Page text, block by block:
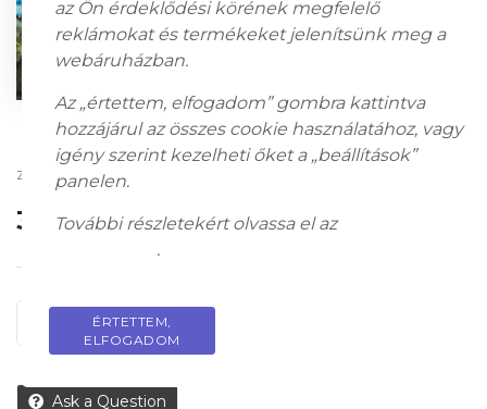
zománcfesték, papír papírlemezen, 70 x 100 cm
300 000Ft
Ask a Question
az Ön érdeklődési körének megfelelő
reklámokat és termékeket jelenítsünk meg a
webáruházban.
Az „értettem, elfogadom” gombra kattintva
hozzájárul az összes cookie használatához, vagy
igény szerint kezelheti őket a „beállítások”
panelen.
További részletekért olvassa el az
.
ÉRTETTEM,
ELFOGADOM